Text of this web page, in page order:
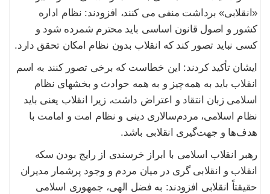
«انقلابی» برداشت منفی می کنند، افزودند: نظام اداره
کشور و اصول قانون اساسی باید محترم شمرده شود و
کسی نباید تصور کند که انقلاب بدون نظام امکان تحقق دارد.
ایشان تأکید کردند: این خطاست که برخی تصور کنند به اسم
انقلاب باید به همه‌چیز و به همه حوادث و بخشهای نظام
اسلامی زبان انتقاد و اعتراض داشت، زیرا انقلاب یعنی باید
نظام اسلامی، مردم‌سالاری دینی و نظام امت و امامت با
هدف‌ها و جهت‌گیری انقلابی باشد.
رهبر انقلاب اسلامی با ابراز خرسندی از رایج بودن سکه
انقلاب و انقلابی گری در میان مردم و وجود پرشمار مدیران
حقیقتاً انقلابی افزودند: به فضل الهی، جمهوری اسلامی